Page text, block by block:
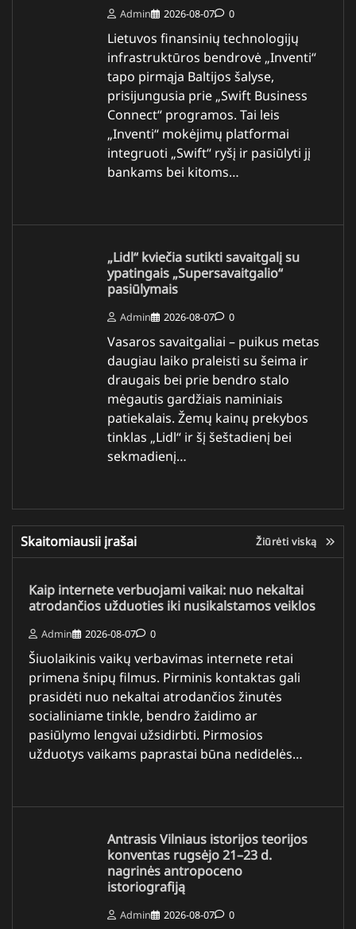
Admin 2026-08-07 0
Lietuvos finansinių technologijų
infrastruktūros bendrovė „Inventi“
tapo pirmąja Baltijos šalyse,
prisijungusia prie „Swift Business
Connect“ programos. Tai leis
„Inventi“ mokėjimų platformai
integruoti „Swift“ ryšį ir pasiūlyti jį
bankams bei kitoms…
„Lidl“ kviečia sutikti savaitgalį su
ypatingais „Supersavaitgalio“
pasiūlymais
Admin 2026-08-07 0
Vasaros savaitgaliai – puikus metas
daugiau laiko praleisti su šeima ir
draugais bei prie bendro stalo
mėgautis gardžiais naminiais
patiekalais. Žemų kainų prekybos
tinklas „Lidl“ ir šį šeštadienį bei
sekmadienį…
Skaitomiausii įrašai Žiūrėti viską
Kaip internete verbuojami vaikai: nuo nekaltai
atrodančios užduoties iki nusikalstamos veiklos
Admin 2026-08-07 0
Šiuolaikinis vaikų verbavimas internete retai
primena šnipų filmus. Pirminis kontaktas gali
prasidėti nuo nekaltai atrodančios žinutės
socialiniame tinkle, bendro žaidimo ar
pasiūlymo lengvai užsidirbti. Pirmosios
užduotys vaikams paprastai būna nedidelės…
Antrasis Vilniaus istorijos teorijos
konventas rugsėjo 21–23 d.
nagrinės antropoceno
istoriografiją
Admin 2026-08-07 0